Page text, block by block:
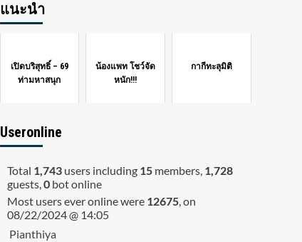
แนะนำ
เปิดบริสุทธิ์ – 69
ท่ามหาสนุก
น้องแพท โชว์จัด
หนัก!!!
กากีทะลุมิติ
Useronline
Total 1,743users including 15members, 1,728
guests,0bot online
Most users ever online were 12675, on
08/22/2024 @ 14:05
Pianthiya